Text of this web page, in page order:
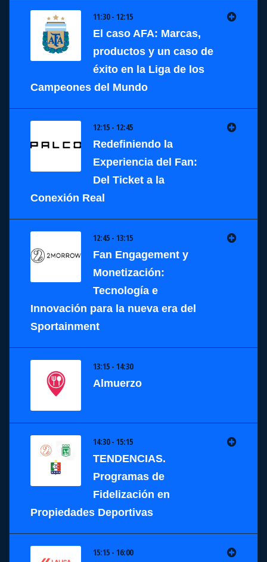
11:30 - 12:15
El caso AFA: Marcas,
productos y un caso de
éxito en la Liga de los
Campeones del Mundo
12:15 - 12:45
Redefiniendo la
Experiencia del Fan:
Del Ticket a la
Conexión Real
12:45 - 13:15
Fan Engagement y
Monetización:
Tecnología e
Innovación para la nueva era del
Sportainment
13:15 - 14:30
Almuerzo
14:30 - 15:15
TENDENCIAS.
Programas de
Fidelización en
Propiedades Deportivas
15:15 - 16:00